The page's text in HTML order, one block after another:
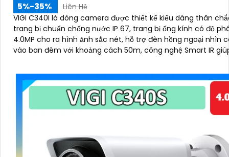
5%-35%
Liên Hệ
VIGI C340I là dòng camera được thiết kế kiểu dáng thân
trang bị chuẩn chống nước IP 67, trang bị ống kính có độ
4.0MP cho ra hình ảnh sắc nét, hỗ trợ đèn hồng ngoại nhìn
vào ban đêm với khoảng cách 50m, công nghệ Smart IR